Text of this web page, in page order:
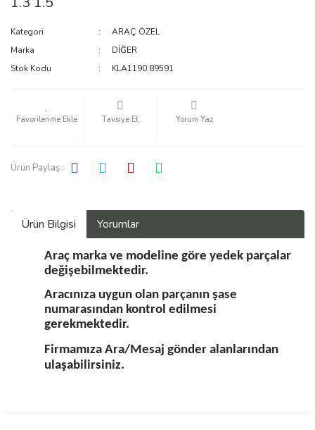
Kategori
ARAÇ ÖZEL
Marka
DİĞER
Stok Kodu
KLA1190.89591
Tavsiye Et Yorum Yaz
Ürün Paylaş :
Ürün Bilgisi Yorumlar
Araç marka ve modeline göre yedek parçalar
değişebilmektedir.
Aracınıza uygun olan parçanın şase
numarasından kontrol edilmesi
gerekmektedir.
Firmamıza Ara/Mesaj gönder alanlarından
ulaşabilirsiniz.